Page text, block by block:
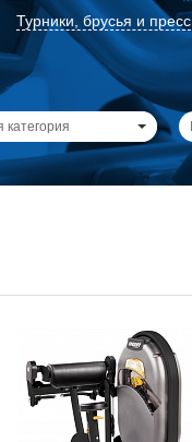
Турники, брусья и пресс
категория